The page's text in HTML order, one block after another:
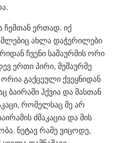
ჩემთან ერთად. იქ
ახლა დაჭერილები
ჩვენი საშაურმის ორი
ერთი პირი, მეშაურმე
გაქცეული ქვეყნიდან
ბაირამი ჰქვია და მასთან
რომელსაც მე არ
ძმაკაცია და მის
ნეტავ რამე ვიცოდე,